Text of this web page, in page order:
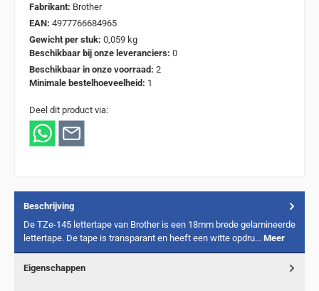
Fabrikant: Brother
EAN: 4977766684965
Gewicht per stuk: 0,059 kg
Beschikbaar bij onze leveranciers: 0
Beschikbaar in onze voorraad: 2
Minimale bestelhoeveelheid: 1
Deel dit product via:
Beschrijving
De TZe-145 lettertape van Brother is een 18mm brede gelamineerde
lettertape. De tape is transparant en heeft een witte opdru… Meer
Eigenschappen